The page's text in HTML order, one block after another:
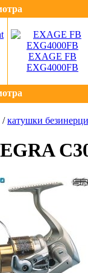
EXAGE FB
EXG4000FB
/катушки